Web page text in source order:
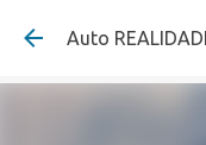
Pular
Auto